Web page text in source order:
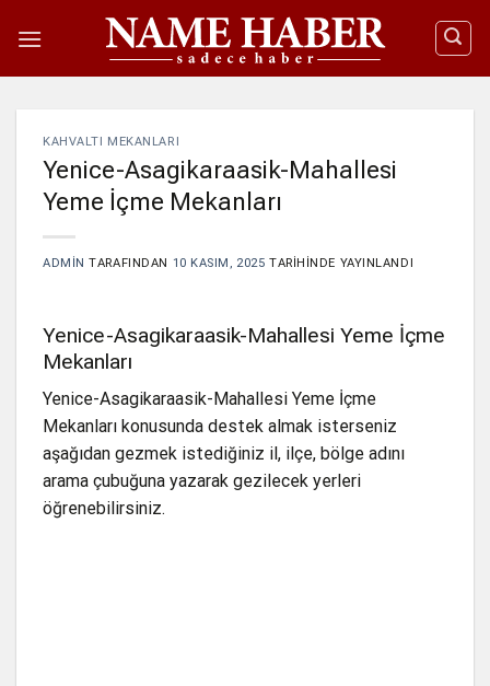
atla
KAHVALTI MEKANLARI
Yenice-Asagikaraasik-Mahallesi
Yeme İçme Mekanları
ADMIN TARAFINDAN 10 KASIM, 2025 TARIHINDE YAYINLANDI
Yenice-Asagikaraasik-Mahallesi Yeme İçme
Mekanları
Yenice-Asagikaraasik-Mahallesi Yeme İçme
Mekanları konusunda destek almak isterseniz
aşağıdan gezmek istediğiniz il, ilçe, bölge adını
arama çubuğuna yazarak gezilecek yerleri
öğrenebilirsiniz.